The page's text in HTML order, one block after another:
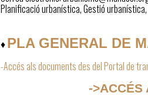
Planificació urbanística, Gestió
♦PLA GENERAL DE
-Accés als documents des del Portal de
->ACCÉS